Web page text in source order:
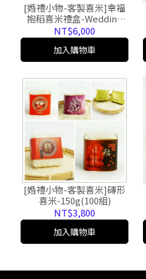
[婚禮小物-客製喜米]幸福
抱稻喜米禮盒-Wedding
Box-150g(100組)
NT$6,000
加入購物車
[婚禮小物-客製喜米]磚形
喜米-150g(100組)
NT$3,800
加入購物車